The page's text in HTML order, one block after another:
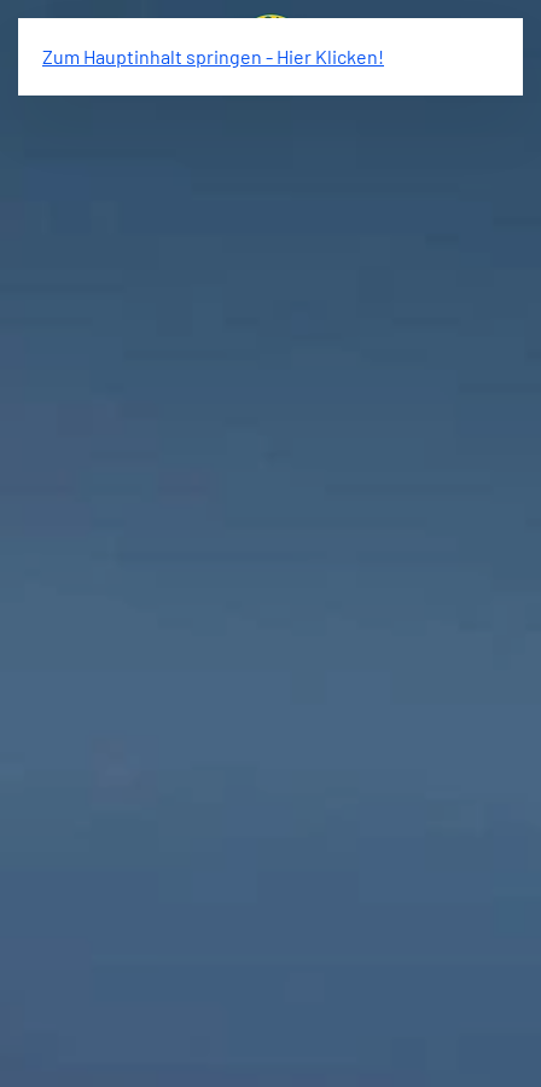
Zum Hauptinhalt springen - Hier Klicken!